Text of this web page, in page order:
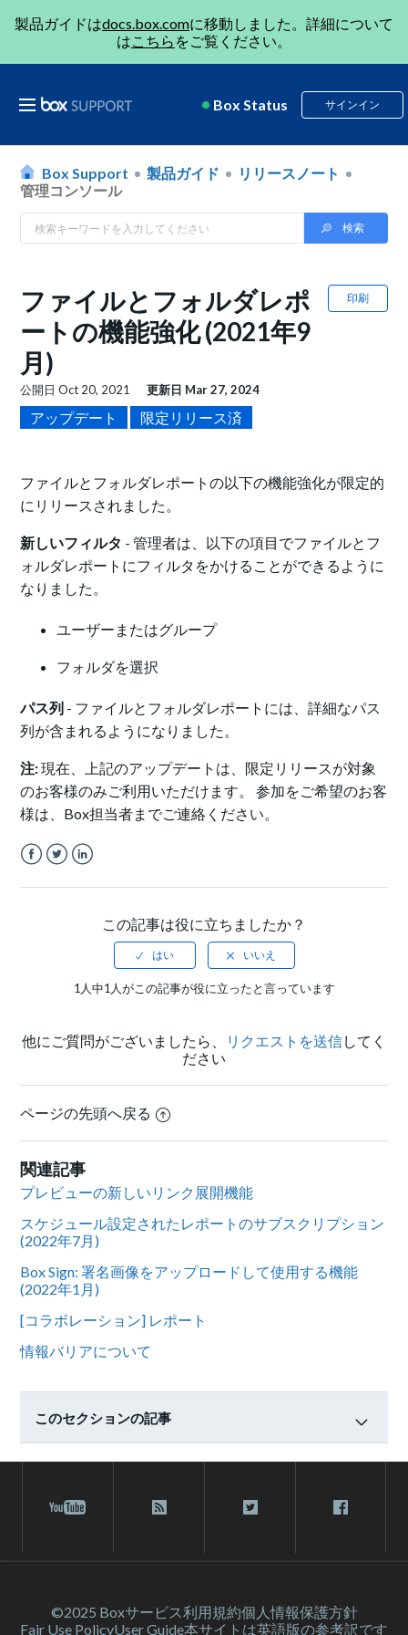
製品ガイドはdocs.box.comに移動しました。詳細について
はこちら をご覧ください。
Box Status サインイン
Box Support 製品ガイド
リリースノート
管理コンソール
印刷
ファイルとフォルダレポ
ートの機能強化 (2021年9
月)
公開日Oct 20, 2021 更新日 Mar 27, 2024
アップデート 限定リリース済
ファイルとフォルダレポートの以下の機能強化が限定的
にリリースされました。
新しいフィルタ - 管理者は、以下の項目でファイルとフ
ォルダレポートにフィルタをかけることができるように
なりました。
ユーザーまたはグループ
フォルダを選択
パス列 - ファイルとフォルダレポートには、詳細なパス
列が含まれるようになりました。
注:現在、上記のアップデートは、限定リリースが対象
のお客様のみご利用いただけます。 参加をご希望のお客
様は、Box担当者までご連絡ください。
この記事は役に立ちましたか？
1人中1人がこの記事が役に立ったと言っています
他にご質問がございましたら、 リクエストを送信してく
ださい
ページの先頭へ戻る
関連記事
プレビューの新しいリンク展開機能
スケジュール設定されたレポートのサブスクリプション
(2022年7月)
Box Sign: 署名画像をアップロードして使用する機能
(2022年1月)
[コラボレーション] レポート
情報バリアについて
このセクションの記事
©2025 Boxサービス利⽤規約個人情報保護方針
Fair Use PolicyUser Guide本サイトは英語版の参考訳です